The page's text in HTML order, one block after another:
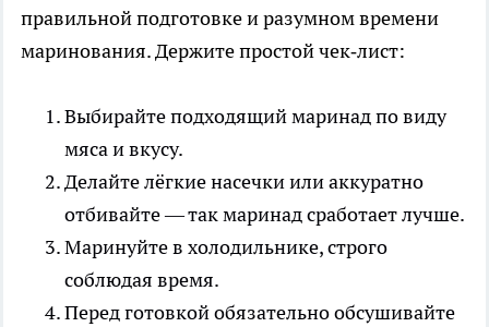
правильной подготовке и разумном времени
маринования. Держите простой чек‑лист:
Выбирайте подходящий маринад по виду
мяса и вкусу.
Делайте лёгкие насечки или аккуратно
отбивайте — так маринад сработает лучше.
Маринуйте в холодильнике, строго
соблюдая время.
Перед готовкой обязательно обсушивайте